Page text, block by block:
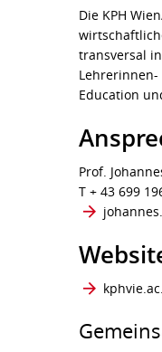
Die KPH
transversal
Education
Prof.
T + 43 699